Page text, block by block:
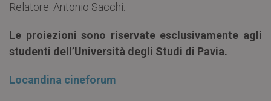
Relatore: Antonio Sacchi.
Le proiezioni sono riservate esclusivamente agli
studenti dell’Università degli Studi di Pavia.
Locandina cineforum